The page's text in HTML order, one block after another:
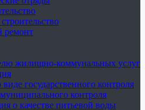
ремонт
жилищно-коммунальных услуг
государственного контроля
контроля
о качестве питьевой воды